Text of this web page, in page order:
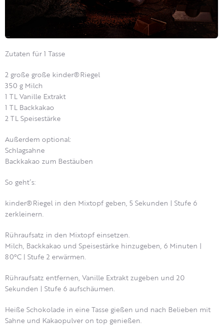
Zutaten für 1 Tasse
2 große große kinder®Riegel
350 g Milch
1 TL Vanille Extrakt
1 TL Backkakao
2 TL Speisestärke
Außerdem optional:
Schlagsahne
Backkakao zum Bestäuben
So geht´s:
kinder®Riegel in den Mixtopf geben, 5 Sekunden | Stufe 6
zerkleinern.
Rühraufsatz in den Mixtopf einsetzen.
Milch, Backkakao und Speisestärke hinzugeben, 6 Minuten |
80°C | Stufe 2 erwärmen.
Rühraufsatz entfernen, Vanille Extrakt zugeben und 20
Sekunden | Stufe 6 aufschäumen.
Heiße Schokolade in eine Tasse gießen und nach Belieben mit
Sahne und Kakaopulver on top genießen.